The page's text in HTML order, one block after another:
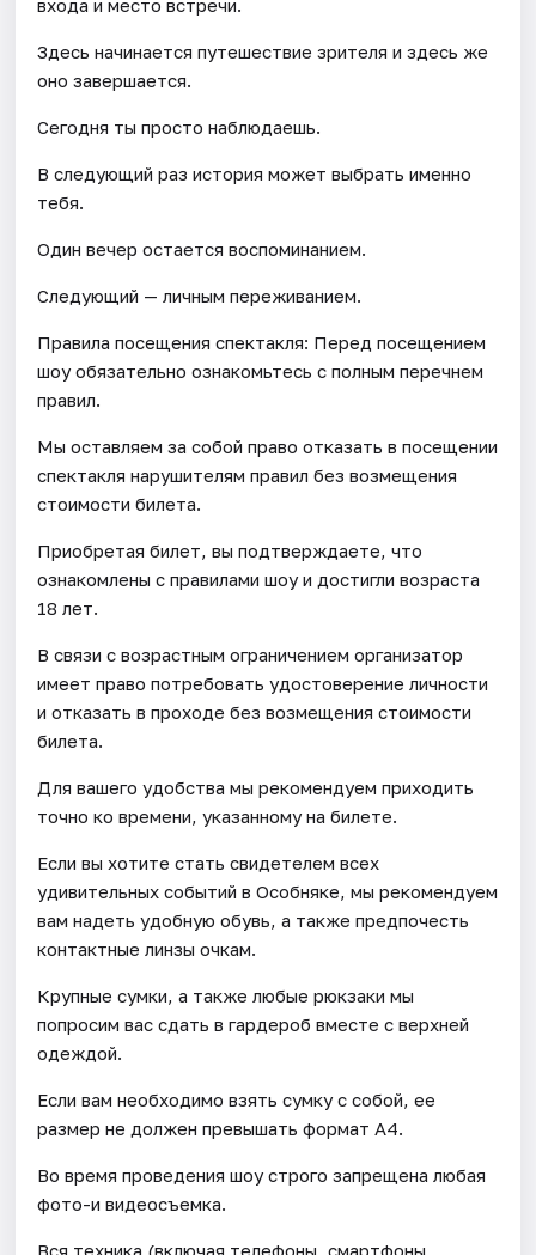
входа и место встречи.
Здесь начинается путешествие зрителя и здесь же
оно завершается.
Сегодня ты просто наблюдаешь.
В следующий раз история может выбрать именно
тебя.
Один вечер остается воспоминанием.
Следующий — личным переживанием.
Правила посещения спектакля: Перед посещением
шоу обязательно ознакомьтесь с полным перечнем
правил.
Мы оставляем за собой право отказать в посещении
спектакля нарушителям правил без возмещения
стоимости билета.
Приобретая билет, вы подтверждаете, что
ознакомлены с правилами шоу и достигли возраста
18 лет.
В связи с возрастным ограничением организатор
имеет право потребовать удостоверение личности
и отказать в проходе без возмещения стоимости
билета.
Для вашего удобства мы рекомендуем приходить
точно ко времени, указанному на билете.
Если вы хотите стать свидетелем всех
удивительных событий в Особняке, мы рекомендуем
вам надеть удобную обувь, а также предпочесть
контактные линзы очкам.
Крупные сумки, а также любые рюкзаки мы
попросим вас сдать в гардероб вместе с верхней
одеждой.
Если вам необходимо взять сумку с собой, ее
размер не должен превышать формат А4.
Во время проведения шоу строго запрещена любая
фото-и видеосъемка.
Вся техника (включая телефоны, смартфоны,